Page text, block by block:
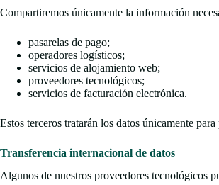
Compartiremos únicamente la información
pasarelas de pago;
operadores logísticos;
servicios de alojamiento web;
proveedores tecnológicos;
servicios de facturación electrónica.
Estos terceros tratarán los datos únicamente
Transferencia internacional de datos
Algunos de nuestros proveedores tecnológicos